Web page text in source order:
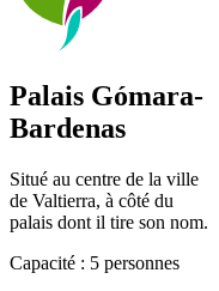
Palais Gómara-
Bardenas
Situé au centre de la ville
de Valtierra, à côté du
palais dont il tire son nom.
Capacité : 5 personnes